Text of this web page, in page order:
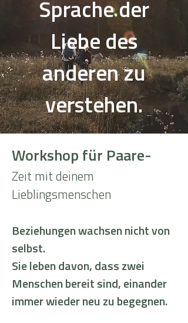
Sprache der
Liebe des
anderen zu
verstehen.
Workshop für Paare-
Zeit mit deinem
Lieblingsmenschen
Beziehungen wachsen nicht von
selbst.
Sie leben davon, dass zwei
Menschen bereit sind, einander
immer wieder neu zu begegnen.